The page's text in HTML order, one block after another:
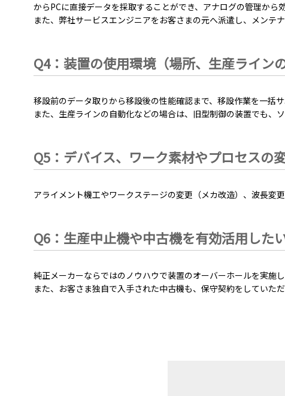
からPCに直接データを採取することができ、アナログの管理から
また、弊社サービスエンジニアをお客さまの元へ派遣し、メンテ
Q4：装置の使用環境（場所、生産ライン
移設前のデータ取りから移設後の性能確認まで、移設作業を一括サ
また、生産ラインの自動化などの場合は、旧型制御の装置でも、
Q5：デバイス、ワーク素材やプロセスの
アライメント機工やワークステージの変更（メカ改造）、波長変
Q6：生産中止機や中古機を有効活用した
純正メーカーならではのノウハウで装置のオーバーホールを実施し
また、お客さま独自で入手された中古機も、保守契約をしていた